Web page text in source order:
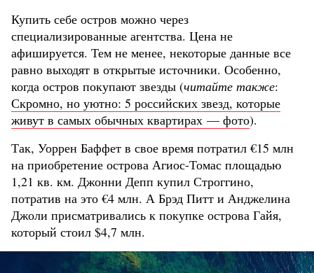
Купить себе остров можно через
специализированные агентства. Цена не
афишируется. Тем не менее, некоторые данные все
равно выходят в открытые источники. Особенно,
когда остров покупают звезды (читайте также:
Скромно, но уютно: 5 российских звезд, которые
живут в самых обычных квартирах — фото).
Так, Уоррен Баффет в свое время потратил €15 млн
на приобретение острова Агиос-Томас площадью
1,21 кв. км. Джонни Депп купил Строггино,
потратив на это €4 млн. А Брэд Питт и Анджелина
Джоли присматривались к покупке острова Гайя,
который стоил $4,7 млн.